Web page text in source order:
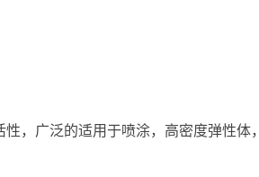
，广泛的适用于喷涂，高密度弹性体，